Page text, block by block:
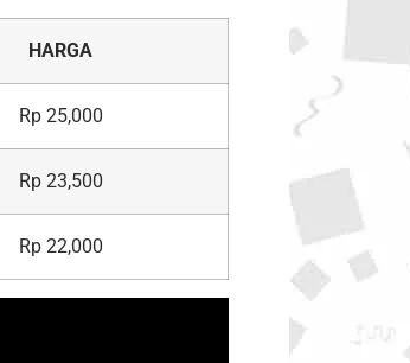
HARGA
Rp 25,000
Rp 23,500
Rp 22,000